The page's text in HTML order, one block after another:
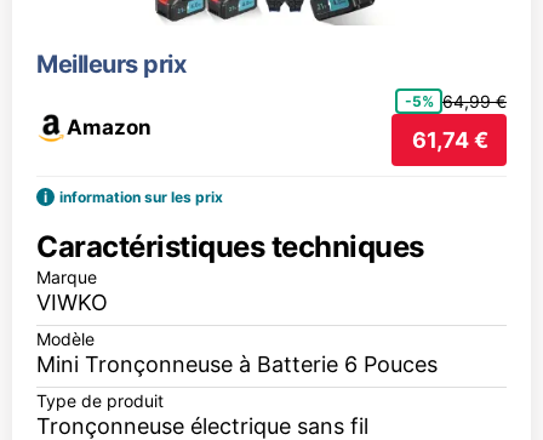
Meilleurs prix
Amazon
-5% 64,99 €
61,74 €
i information sur les prix
Caractéristiques techniques
Marque
VIWKO
Modèle
Mini Tronçonneuse à Batterie 6 Pouces
Type de produit
Tronçonneuse électrique sans fil